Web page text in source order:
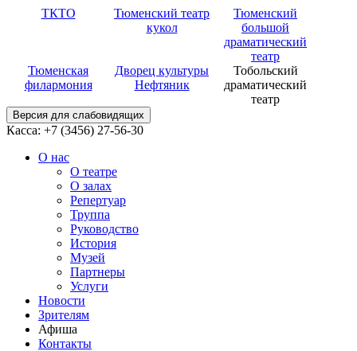
ТКТО
Тюменский театр
кукол
Тюменский
большой
драматический
театр
Тюменская
филармония
Дворец культуры
Нефтяник
Тобольский
драматический
театр
Версия для слабовидящих
Касса: +7 (3456) 27-56-30
О нас
О театре
О залах
Репертуар
Труппа
Руководство
История
Музей
Партнеры
Услуги
Новости
Зрителям
Афиша
Контакты